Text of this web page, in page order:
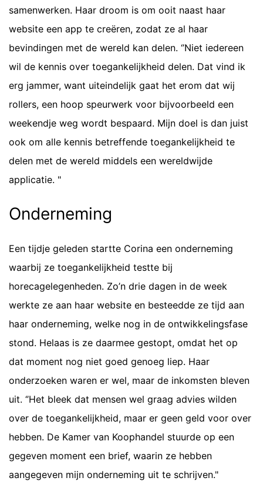
samenwerken. Haar droom is om ooit naast haar
website een app te creëren, zodat ze al haar
bevindingen met de wereld kan delen. ‘’Niet iedereen
wil de kennis over toegankelijkheid delen. Dat vind ik
erg jammer, want uiteindelijk gaat het erom dat wij
rollers, een hoop speurwerk voor bijvoorbeeld een
weekendje weg wordt bespaard. Mijn doel is dan juist
ook om alle kennis betreffende toegankelijkheid te
delen met de wereld middels een wereldwijde
applicatie. "
Onderneming
Een tijdje geleden startte Corina een onderneming
waarbij ze toegankelijkheid testte bij
horecagelegenheden. Zo’n drie dagen in de week
werkte ze aan haar website en besteedde ze tijd aan
haar onderneming, welke nog in de ontwikkelingsfase
stond. Helaas is ze daarmee gestopt, omdat het op
dat moment nog niet goed genoeg liep. Haar
onderzoeken waren er wel, maar de inkomsten bleven
uit. ‘’Het bleek dat mensen wel graag advies wilden
over de toegankelijkheid, maar er geen geld voor over
hebben. De Kamer van Koophandel stuurde op een
gegeven moment een brief, waarin ze hebben
aangegeven mijn onderneming uit te schrijven."